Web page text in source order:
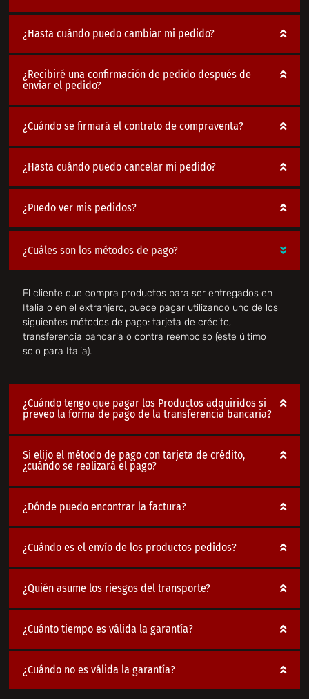
¿Hasta cuándo puedo cambiar mi pedido?
¿Recibiré una confirmación de pedido después de
enviar el pedido?
¿Cuándo se firmará el contrato de compraventa?
¿Hasta cuándo puedo cancelar mi pedido?
¿Puedo ver mis pedidos?
¿Cuáles son los métodos de pago?
El cliente que compra productos para ser entregados en
Italia o en el extranjero, puede pagar utilizando uno de los
siguientes métodos de pago: tarjeta de crédito,
transferencia bancaria o contra reembolso (este último
solo para Italia).
¿Cuándo tengo que pagar los Productos adquiridos si
preveo la forma de pago de la transferencia bancaria?
Si elijo el método de pago con tarjeta de crédito,
¿cuándo se realizará el pago?
¿Dónde puedo encontrar la factura?
¿Cuándo es el envío de los productos pedidos?
¿Quién asume los riesgos del transporte?
¿Cuánto tiempo es válida la garantía?
¿Cuándo no es válida la garantía?